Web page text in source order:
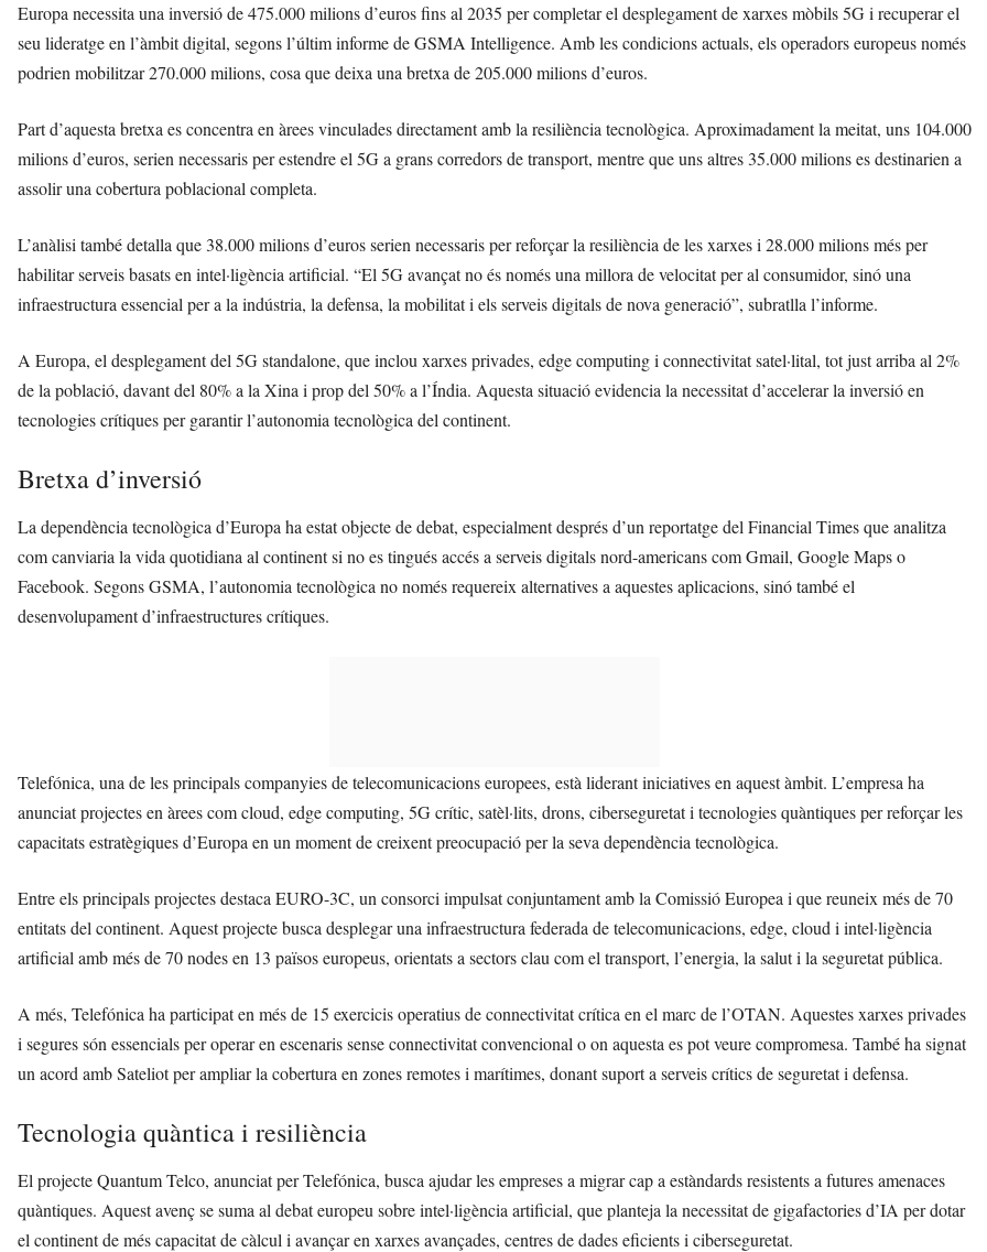
Europa necessita una inversió de 475.000 milions d’euros fins al 2035 per completar el desplegament de xarxes mòbils 5G i recuperar el
seu lideratge en l’àmbit digital, segons l’últim informe de GSMA Intelligence. Amb les condicions actuals, els operadors europeus només
podrien mobilitzar 270.000 milions, cosa que deixa una bretxa de 205.000 milions d’euros.
Part d’aquesta bretxa es concentra en àrees vinculades directament amb la resiliència tecnològica. Aproximadament la meitat, uns 104.000
milions d’euros, serien necessaris per estendre el 5G a grans corredors de transport, mentre que uns altres 35.000 milions es destinarien a
assolir una cobertura poblacional completa.
L’anàlisi també detalla que 38.000 milions d’euros serien necessaris per reforçar la resiliència de les xarxes i 28.000 milions més per
habilitar serveis basats en intel·ligència artificial. “El 5G avançat no és només una millora de velocitat per al consumidor, sinó una
infraestructura essencial per a la indústria, la defensa, la mobilitat i els serveis digitals de nova generació”, subratlla l’informe.
A Europa, el desplegament del 5G standalone, que inclou xarxes privades, edge computing i connectivitat satel·lital, tot just arriba al 2%
de la població, davant del 80% a la Xina i prop del 50% a l’Índia. Aquesta situació evidencia la necessitat d’accelerar la inversió en
tecnologies crítiques per garantir l’autonomia tecnològica del continent.
Bretxa d’inversió
La dependència tecnològica d’Europa ha estat objecte de debat, especialment després d’un reportatge del Financial Times que analitza
com canviaria la vida quotidiana al continent si no es tingués accés a serveis digitals nord-americans com Gmail, Google Maps o
Facebook. Segons GSMA, l’autonomia tecnològica no només requereix alternatives a aquestes aplicacions, sinó també el
desenvolupament d’infraestructures crítiques.
Telefónica, una de les principals companyies de telecomunicacions europees, està liderant iniciatives en aquest àmbit. L’empresa ha
anunciat projectes en àrees com cloud, edge computing, 5G crític, satèl·lits, drons, ciberseguretat i tecnologies quàntiques per reforçar les
capacitats estratègiques d’Europa en un moment de creixent preocupació per la seva dependència tecnològica.
Entre els principals projectes destaca EURO-3C, un consorci impulsat conjuntament amb la Comissió Europea i que reuneix més de 70
entitats del continent. Aquest projecte busca desplegar una infraestructura federada de telecomunicacions, edge, cloud i intel·ligència
artificial amb més de 70 nodes en 13 països europeus, orientats a sectors clau com el transport, l’energia, la salut i la seguretat pública.
A més, Telefónica ha participat en més de 15 exercicis operatius de connectivitat crítica en el marc de l’OTAN. Aquestes xarxes privades
i segures són essencials per operar en escenaris sense connectivitat convencional o on aquesta es pot veure compromesa. També ha signat
un acord amb Sateliot per ampliar la cobertura en zones remotes i marítimes, donant suport a serveis crítics de seguretat i defensa.
Tecnologia quàntica i resiliència
El projecte Quantum Telco, anunciat per Telefónica, busca ajudar les empreses a migrar cap a estàndards resistents a futures amenaces
quàntiques. Aquest avenç se suma al debat europeu sobre intel·ligència artificial, que planteja la necessitat de gigafactories d’IA per dotar
el continent de més capacitat de càlcul i avançar en xarxes avançades, centres de dades eficients i ciberseguretat.